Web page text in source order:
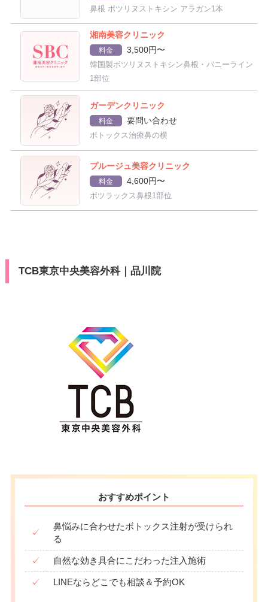
鼻根 ボツリヌストキシン アラガン1本
湘南美容クリニック
料金 3,500円〜
韓国製ボツリヌストキシン鼻根・バニーライン
1部位
ガーデンクリニック
料金 要問い合わせ
ボトックス治療鼻の横
プルージュ美容クリニック
料金 4,600円〜
ボツラックス鼻根1部位
TCB東京中央美容外科｜品川院
おすすめポイント
✓
鼻悩みに合わせたボトックス注射が受けられ
る
✓ 自然な効き具合にこだわった注入施術
✓ LINEならどこでも相談＆予約OK